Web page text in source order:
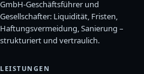
GmbH-Geschäftsführer und
Gesellschafter: Liquidität, Fristen,
Haftungsvermeidung, Sanierung –
strukturiert und vertraulich.
LEISTUNGEN